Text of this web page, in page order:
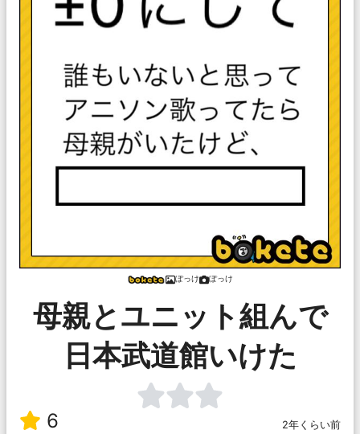
ぽっけ ぽっけ
母親とユニット組んで
日本武道館いけた
6
2年くらい前